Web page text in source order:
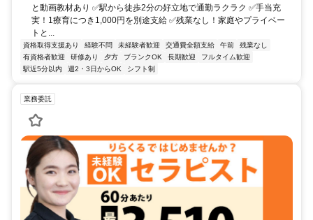
と動画教材あり ✅駅から徒歩2分の好立地で通勤ラクラク ✅手当充
実！1療育につき1,000円を別途支給 ✅残業なし！家庭やプライベー
トと...
資格取得支援あり 経験不問 未経験者歓迎 交通費全額支給 午前
残業なし
有資格者歓迎
研修あり 夕方 ブランクOK 長期歓迎
フルタイム歓迎
駅近5分以内
週2・3日からOK シフト制
業務委託